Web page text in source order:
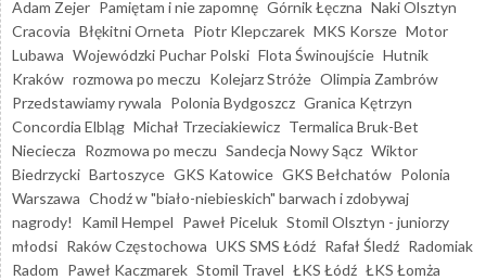
Adam Zejer Pamiętam i nie zapomnę Górnik Łęczna Naki Olsztyn
Cracovia Błękitni Orneta Piotr Klepczarek MKS Korsze Motor
Lubawa Wojewódzki Puchar Polski Flota Świnoujście Hutnik
Kraków rozmowa po meczu Kolejarz Stróże Olimpia Zambrów
Przedstawiamy rywala Polonia Bydgoszcz Granica Kętrzyn
Concordia Elbląg Michał Trzeciakiewicz Termalica Bruk-Bet
Nieciecza Rozmowa po meczu Sandecja Nowy Sącz Wiktor
Biedrzycki Bartoszyce GKS Katowice GKS Bełchatów Polonia
Warszawa Chodź w "biało-niebieskich" barwach i zdobywaj
nagrody!
Kamil Hempel Paweł Piceluk Stomil Olsztyn - juniorzy
młodsi Raków Częstochowa UKS SMS Łódź Rafał Śledź Radomiak
Radom Paweł Kaczmarek Stomil Travel ŁKS Łódź ŁKS Łomża